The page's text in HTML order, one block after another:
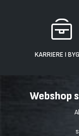
KARRIERE I
Webshop